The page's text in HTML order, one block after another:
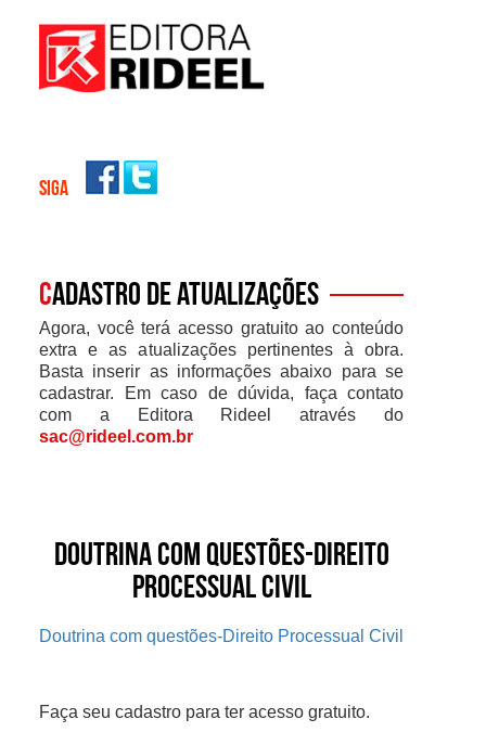
SIGA
Cadastro de atualizações
Agora, você terá acesso gratuito ao conteúdo
extra e as atualizações pertinentes à obra.
Basta inserir as informações abaixo para se
cadastrar. Em caso de dúvida, faça contato
com a Editora Rideel através do
sac@rideel.com.br
Doutrina com questões-Direito
Processual Civil
Doutrina com questões-Direito Processual Civil
Faça seu cadastro para ter acesso gratuito.